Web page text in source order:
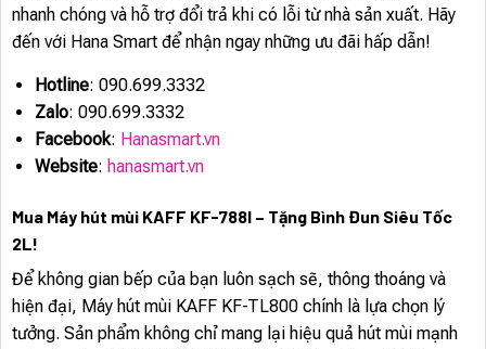
nhanh chóng và hỗ trợ đổi trả khi có lỗi từ nhà sản xuất. Hãy
đến với Hana Smart để nhận ngay những ưu đãi hấp dẫn!
Hotline: 090.699.3332
Zalo: 090.699.3332
Facebook: Hanasmart.vn
Website: hanasmart.vn
Mua Máy hút mùi KAFF KF-788I – Tặng Bình Đun Siêu Tốc
2L!
Để không gian bếp của bạn luôn sạch sẽ, thông thoáng và
hiện đại, Máy hút mùi KAFF KF-TL800 chính là lựa chọn lý
tưởng. Sản phẩm không chỉ mang lại hiệu quả hút mùi mạnh